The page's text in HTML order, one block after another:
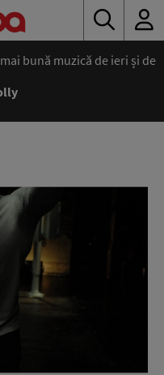
mai bună muzică de ieri și de